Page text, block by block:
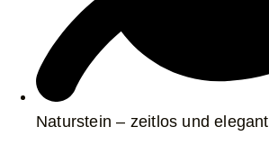
Naturstein – zeitlos und elegant